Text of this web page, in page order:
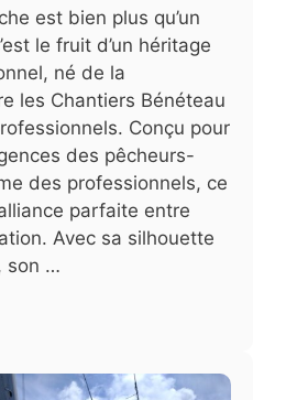
est bien plus qu’un
le fruit d’un héritage
né de la
les Chantiers Bénéteau
Conçu pour
des pêcheurs-
des professionnels, ce
parfaite entre
Avec sa silhouette
son …